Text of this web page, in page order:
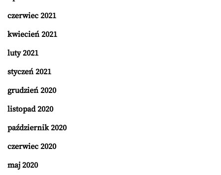
czerwiec 2021
kwiecień 2021
luty 2021
styczeń 2021
grudzień 2020
listopad 2020
październik 2020
czerwiec 2020
maj 2020